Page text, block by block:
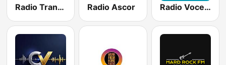
Radio Transilvania - Cluj Napoca Radio Ascor Radio Vocea Evangheliei Cluj